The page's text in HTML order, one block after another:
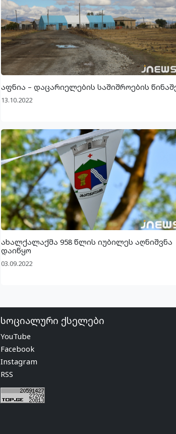
აფნია – დაცარიელების საშიშროების
13.10.2022
ახალქალაქმა 958 წლის იუბილეს აღნიშვნა
დაიწყო
03.09.2022
სოციალური ქსელები
YouTube
Facebook
Instagram
RSS